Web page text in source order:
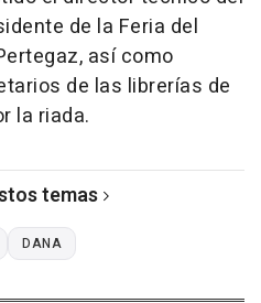
de la Feria del
así como
de las librerías de
la riada.
temas
DANA